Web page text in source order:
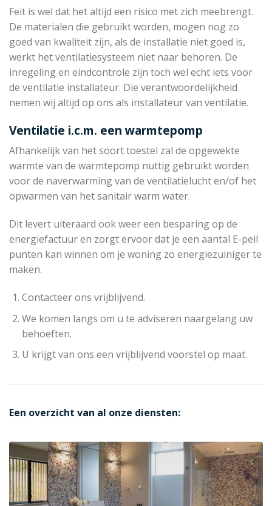
Feit is wel dat het altijd een risico met zich meebrengt.
De materialen die gebruikt worden, mogen nog zo
goed van kwaliteit zijn, als de installatie niet goed is,
werkt het ventilatiesysteem niet naar behoren. De
inregeling en eindcontrole zijn toch wel echt iets voor
de ventilatie installateur. Die verantwoordelijkheid
nemen wij altijd op ons als installateur van ventilatie.
Ventilatie i.c.m. een warmtepomp
Afhankelijk van het soort toestel zal de opgewekte
warmte van de warmtepomp nuttig gebruikt worden
voor de naverwarming van de ventilatielucht en/of het
opwarmen van het sanitair warm water.
Dit levert uiteraard ook weer een besparing op de
energiefactuur en zorgt ervoor dat je een aantal E-peil
punten kan winnen om je woning zo energiezuiniger te
maken.
Contacteer ons vrijblijvend.
We komen langs om u te adviseren naargelang uw
behoeften.
U krijgt van ons een vrijblijvend voorstel op maat.
Een overzicht van al onze diensten: